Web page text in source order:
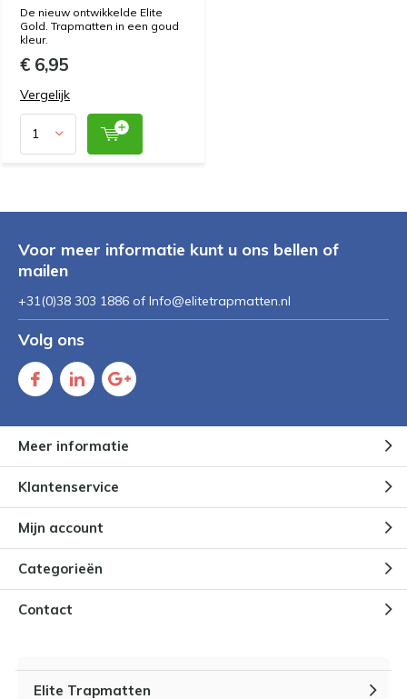
De nieuw ontwikkelde Elite
Gold. Trapmatten in een goud
kleur.
€ 6,95
Vergelijk
Voor meer informatie kunt u ons bellen of
mailen
+31(0)38 303 1886 of Info@elitetrapmatten.nl
Volg ons
Meer informatie
Klantenservice
Mijn account
Categorieën
Contact
Elite Trapmatten